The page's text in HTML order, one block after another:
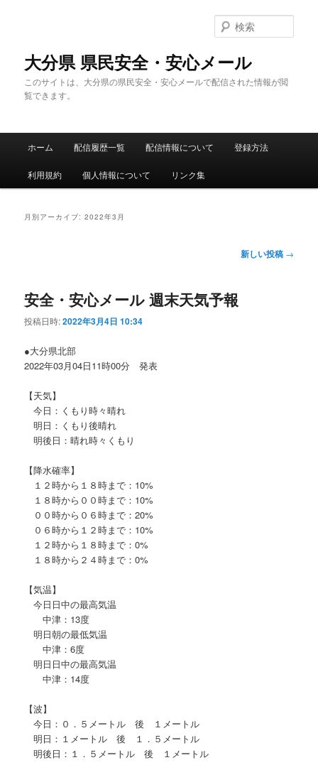
大分県 県民安全・安心メール
このサイトは、大分県の県民安全・安心メールで配信された情報が閲
覧できます。
索
メ
ホーム 配信履歴一覧 配信情報について 登録方法
利用規約 個人情報について リンク集
月別アーカイブ:2022年3月
ビ
ゲ
ー
ョ
ン
新しい投稿 →
安全・安心メール 週末天気予報
投稿日時:2022年3月4日 10:34
●大分県北部
2022年03月04日11時00分 発表
【天気】
今日：くもり時々晴れ
明日：くもり後晴れ
明後日：晴れ時々くもり
【降水確率】
１２時から１８時まで：10%
１８時から００時まで：10%
００時から０６時まで：20%
０６時から１２時まで：10%
１２時から１８時まで：0%
１８時から２４時まで：0%
【気温】
今日日中の最高気温
中津：13度
明日朝の最低気温
中津：6度
明日日中の最高気温
中津：14度
【波】
今日：０．５メートル 後 １メートル
明日：１メートル 後 １．５メートル
明後日：１．５メートル 後 １メートル